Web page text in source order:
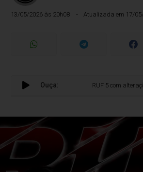
13/05/2026 às 20h08 Atualizada em 17/
Ouça: RUF 5 com